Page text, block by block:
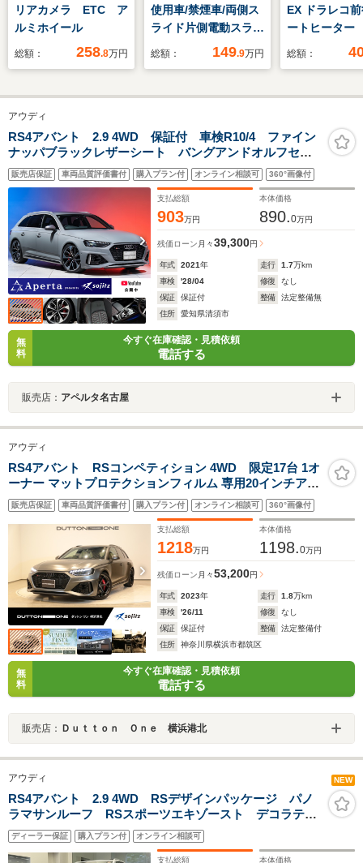
リアカメラ ETC ア
ルミホイール
総額： 258.8万円
使用車/禁煙車/両側ス
ライド片側電動スライ
ドドア/シートヒータ
子パーキングブレー
ートクルーズコントロ
ール/レーンキープ機
能
総額： 149.9万円
EX ドラレコ
ートヒータ
総額：
アウディ
RS4アバント 2.9 4WD 保証付 車検R10/4 ファイン
ナッパブラックレザーシート バングアンドオルフセン
オーディオ マトリクスLEDヘッドライト 20インチア
ルミ レッドキャリパー バーチャルコックピット パ
ークアシストパッケージ
販売店保証 車両品質評価書付 購入プラン付 オンライン相談可 360°画像付
支払総額
903万円
本体価格
890.0万円
残価ローン 月々39,300円
年式 2021年 走行 1.7万km
車検
'28/04 修復
なし
保証
保証付 整備
法定整備無
住所
愛知県清須市
無
料
今すぐ在庫確認・見積依頼
電話する
販売店： アペルタ名古屋
アウディ
RS4アバント RSコンペティション 4WD 限定17台 1オ
ーナー マットプロテクションフィルム 専用20インチアル
ミホイール マットカーボンエクステリアパッケージ コン
フォートパッケージ ブラックAudiRings RSスポーツエキ
ゾーストプラス シートヒーター
販売店保証 車両品質評価書付 購入プラン付 オンライン相談可 360°画像付
支払総額
1218万円
本体価格
1198.0万円
残価ローン 月々53,200円
年式 2023年 走行 1.8万km
車検
'26/11 修復
なし
保証
保証付 整備
法定整備付
住所
神奈川県横浜市都筑区
無
料
今すぐ在庫確認・見積依頼
電話する
販売店： Ｄｕｔｔｏｎ Ｏｎｅ 横浜港北
アウディ NEW
RS4アバント 2.9 4WD RSデザインパッケージ パノ
ラマサンルーフ RSスポーツエキゾースト デコラティ
ブパネルカーボン アシスタンスパッケージ OP20イン
チAW レッドキャリパー プライバシーガラス フルセ
グTV 全周囲カメラ 認中
ディーラー保証 購入プラン付 オンライン相談可
支払総額 本体価格